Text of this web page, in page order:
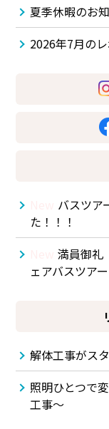
夏季休暇のお
2026年7月の
バスツア
た！！！
満員御礼
ェアバスツアー
解体工事がス
照明ひとつで
工事～